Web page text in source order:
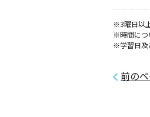
※3曜日以
※時間につ
※学習日及
前の